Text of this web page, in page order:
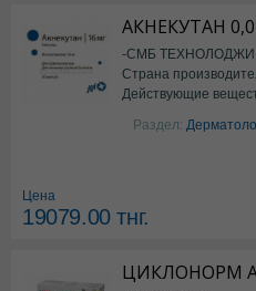
АКНЕКУТАН
-СМБ ТЕХНОЛОДЖИ
Страна
Действующие
Изотретиноин
Раздел:
Цена
19079.00тнг.
ЦИКЛОНОРМ